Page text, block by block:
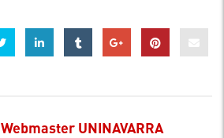
Webmaster UNINAVARRA